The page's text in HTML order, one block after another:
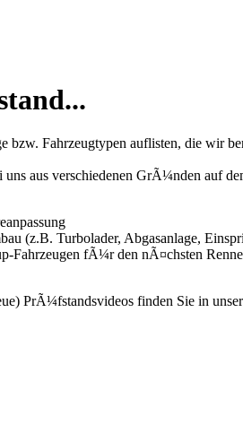
Fahrzeugtypen auflisten, die wir
aus verschiedenen GrÃ¼nden auf
(z.B. Turbolader, Abgasanlage,
Fahrzeugen fÃ¼r den nÃ¤chsten
PrÃ¼fstandsvideos finden Sie in